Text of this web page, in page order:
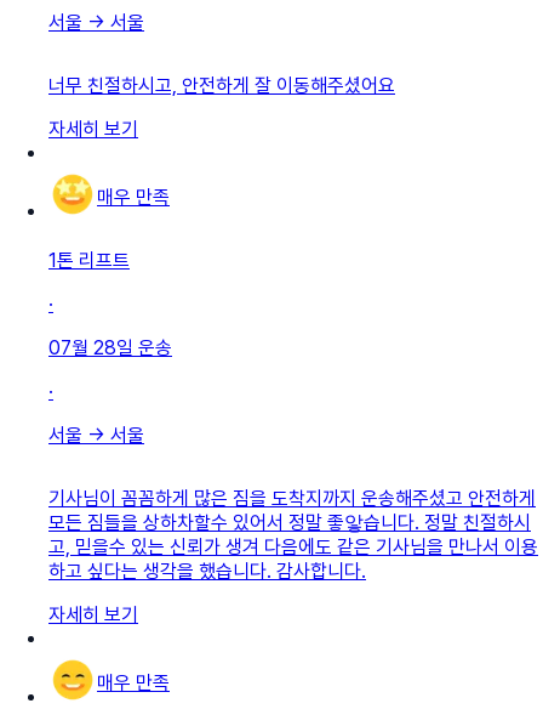
서울 → 서울
너무 친절하시고, 안전하게 잘 이동해주셨어요
자세히 보기
매우 만족
1톤 리프트
·
07월 28일 운송
·
서울 → 서울
기사님이 꼼꼼하게 많은 짐을 도착지까지 운송해주셨고 안전하게
모든 짐들을 상하차할수 있어서 정말 좋앟습니다. 정말 친절하시
고, 믿을수 있는 신뢰가 생겨 다음에도 같은 기사님을 만나서 이용
하고 싶다는 생각을 했습니다. 감사합니다.
자세히 보기
매우 만족